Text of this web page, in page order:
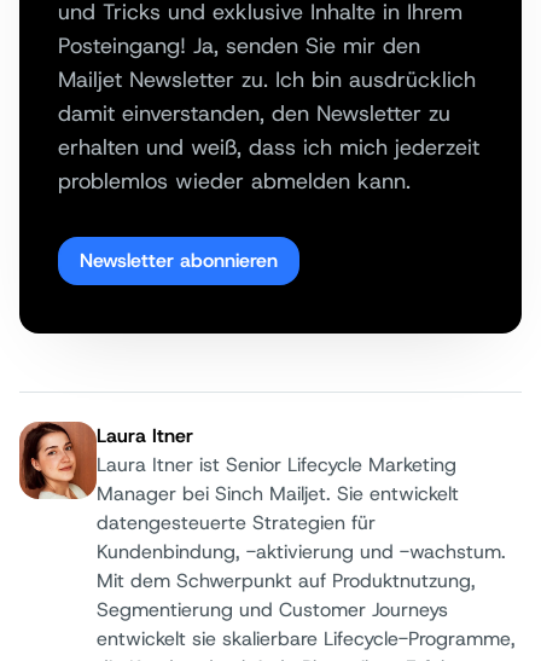
und Tricks und exklusive Inhalte in Ihrem
Posteingang! Ja, senden Sie mir den
Mailjet Newsletter zu. Ich bin ausdrücklich
damit einverstanden, den Newsletter zu
erhalten und weiß, dass ich mich jederzeit
problemlos wieder abmelden kann.
Newsletter abonnieren
Autor:
Laura Itner
Laura Itner ist Senior Lifecycle Marketing
Manager bei Sinch Mailjet. Sie entwickelt
datengesteuerte Strategien für
Kundenbindung, -aktivierung und -wachstum.
Mit dem Schwerpunkt auf Produktnutzung,
Segmentierung und Customer Journeys
entwickelt sie skalierbare Lifecycle-Programme,